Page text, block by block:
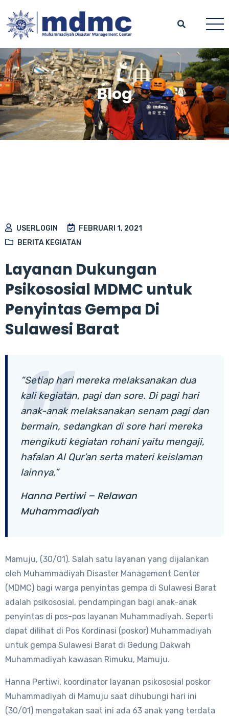
Blog
USERLOGIN
FEBRUARI 1, 2021
BERITA KEGIATAN
Layanan Dukungan
Psikososial MDMC untuk
Penyintas Gempa Di
Sulawesi Barat
“Setiap hari mereka melaksanakan dua
kali kegiatan, pagi dan sore. Di pagi hari
anak-anak melaksanakan senam pagi dan
bermain, sedangkan di sore hari mereka
mengikuti kegiatan rohani yaitu mengaji,
hafalan Al Qur’an serta materi keislaman
lainnya,”
Hanna Pertiwi – Relawan
Muhammadiyah
Mamuju, (30/01). Salah satu layanan yang dijalankan
oleh Muhammadiyah Disaster Management Center
(MDMC) bagi warga penyintas gempa di Sulawesi Barat
adalah psikososial, pendampingan bagi anak-anak
penyintas di pos-pos layanan Muhammadiyah. Seperti
dapat dilihat di Pos Kordinasi (poskor) Muhammadiyah
untuk gempa Sulawesi Barat di Gedung Dakwah
Muhammadiyah kawasan Rimuku, Mamuju.
Hanna Pertiwi, koordinator layanan psikososial poskor
Muhammadiyah di Mamuju saat dihubungi hari ini
(30/01) mengatakan saat ini ada 63 anak yang terdata